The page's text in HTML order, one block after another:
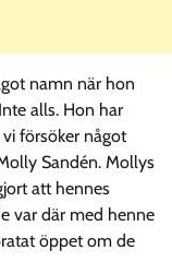
namn när hon
alls. Hon har
försöker något
Sandén. Mollys
att hennes
var där med henne
öppet om de